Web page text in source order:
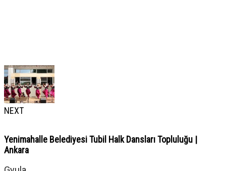
NEXT
Yenimahalle Belediyesi Tubil Halk Dansları Topluluğu |
Ankara